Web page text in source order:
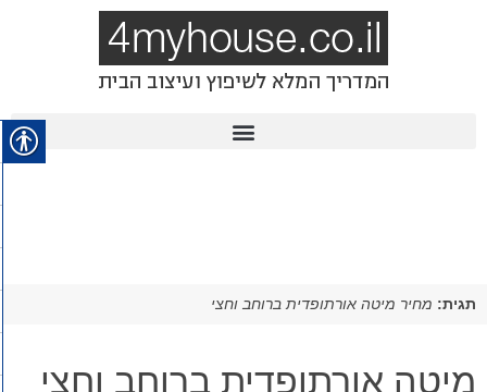
תגית: מחיר מיטה אורתופדית ברוחב וחצי
מיטה אורתופדית ברוחב וחצי